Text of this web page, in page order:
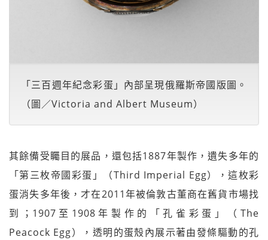
「三百週年紀念彩蛋」內部呈現俄羅斯帝國版圖。
（圖／Victoria and Albert Museum）
其餘備受矚目的展品，還包括1887年製作，遺失多年的
「第三枚帝國彩蛋」（Third Imperial Egg），這枚彩
蛋消失多年後，才在2011年被倫敦古董商在舊貨市場找
到；1907至1908年製作的「孔雀彩蛋」（The
Peacock Egg），透明的蛋殼內展示著由發條驅動的孔